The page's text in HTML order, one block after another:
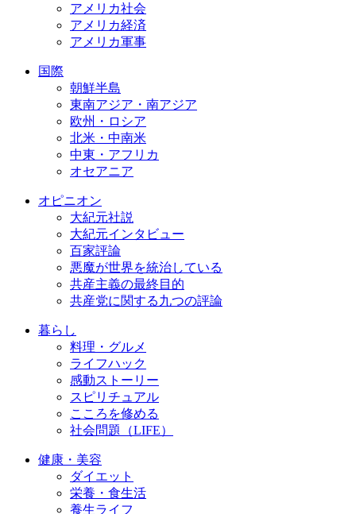
アメリカ社会
アメリカ経済
アメリカ軍事
国際
朝鮮半島
東南アジア・南アジア
欧州・ロシア
北米・中南米
中東・アフリカ
オセアニア
オピニオン
大紀元社説
大紀元インタビュー
百家評論
悪魔が世界を統治している
共産主義の最終目的
共産党に関する九つの評論
暮らし
料理・グルメ
ライフハック
感動ストーリー
スピリチュアル
こころを修める
社会問題（LIFE）
健康・美容
ダイエット
栄養・食生活
養生ライフ